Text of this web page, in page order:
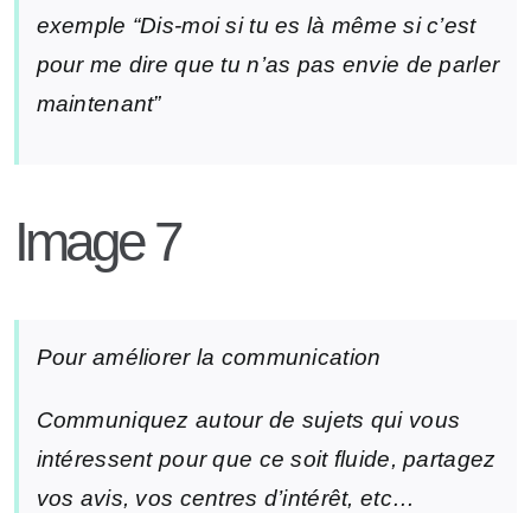
exemple “Dis-moi si tu es là même si c’est
pour me dire que tu n’as pas envie de parler
maintenant”
Image 7
Pour améliorer la communication
Communiquez autour de sujets qui vous
intéressent pour que ce soit fluide, partagez
vos avis, vos centres d’intérêt, etc…